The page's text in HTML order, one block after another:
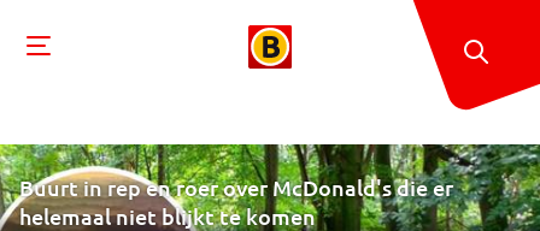
Buurt in rep en roer over McDonald's die er
helemaal niet blijkt te komen